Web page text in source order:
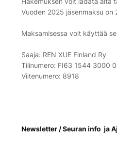
Vuoden 2025 jäsenmaksu on
Maksamisessa voit käyttää
Saaja: REN XUE Finland Ry
Tilinumero: FI63 1544 3000
Viitenumero: 8918
Newsletter / Seuran info ja